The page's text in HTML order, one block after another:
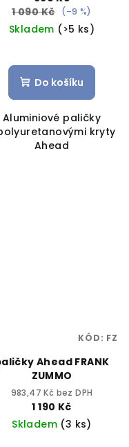
1 090 Kč
(–9 %)
Skladem (>5 ks)
Do košíku
Aluminiové paličky
kryty
Ahead
Ahead FRANK
ZUMMO
983,47 Kč bez DPH
1 190 Kč
Skladem (3 ks)
KÓD: FZ